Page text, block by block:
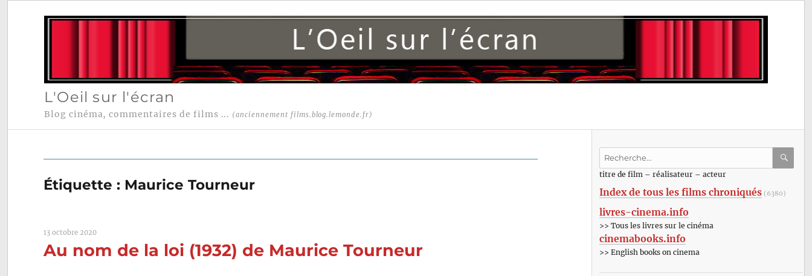
L'Oeil sur l'écran
Blog cinéma, commentaires de films ... (anciennement films.blog.lemonde.fr)
Étiquette : Maurice Tourneur
13 octobre 2020
Au nom de la loi (1932) de Maurice Tourneur
Recherche
:titre de film – réalisateur – acteur
Index de tous les films chroniqués (6380)
livres-cinema.info
>> Tous les livres sur le cinéma
cinemabooks.info
>> English books on cinema